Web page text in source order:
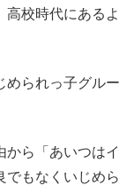
高校時代にあるよ
められっ子グルー
から「あいつはイ
でもなくいじめら